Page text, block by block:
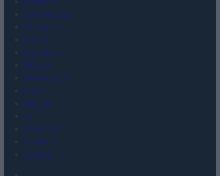
Porównania
Co kupić
Porady
Promocje
FinTech
Hardware PC
Moto
Gaming
AI
Redakcja
Reklama
Kontakt